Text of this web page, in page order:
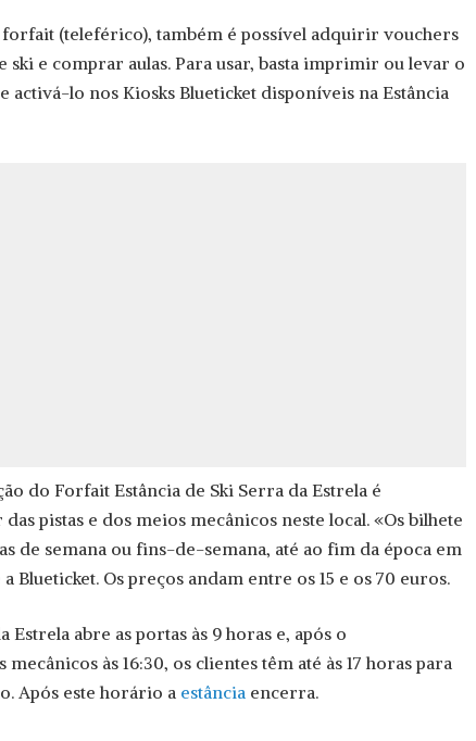
forfait (teleférico), também é possível adquirir vouchers
ski e comprar aulas. Para usar, basta imprimir ou levar o
activá-lo nos Kiosks Blueticket disponíveis na Estância
do Forfait Estância de Ski Serra da Estrela é
pistas e dos meios mecânicos neste local. «Os bilhete
de semana ou fins-de-semana, até ao fim da época em
Blueticket. Os preços andam entre os 15 e os 70 euros.
Estrela abre as portas às 9 horas e, após o
às 16:30, os clientes têm até às 17 horas para
Após este horário a estância encerra.